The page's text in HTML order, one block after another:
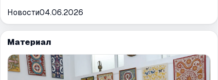
Новости04.06.2026
Материал